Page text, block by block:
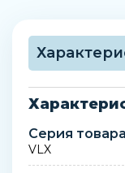
Серия товара
VLX